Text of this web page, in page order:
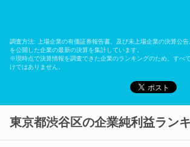
調査方法: 上場企業の有価証券報告書、及び未上場企業の決算公
を公開した企業の最新の決算を集計しています。
※現時点で決算情報を調査できた企業のランキングのため、すべ
けではありません。
東京都渋谷区の企業純利益ラン